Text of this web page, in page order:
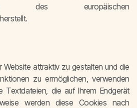
des europäischen
Website attraktiv zu gestalten und die
zu ermöglichen, verwenden
Textdateien, die auf Ihrem Endgerät
werden diese Cookies nach